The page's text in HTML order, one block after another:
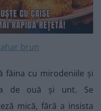
făina cu mirodeniile și
de ouă și unt. Se
mică, fără a insista